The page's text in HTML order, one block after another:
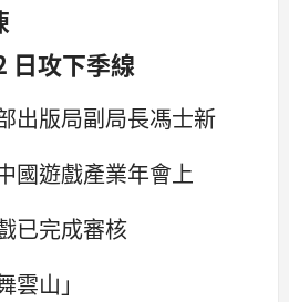
日攻下季線
出版局副局長馮士新
國遊戲產業年會上
已完成審核
山」